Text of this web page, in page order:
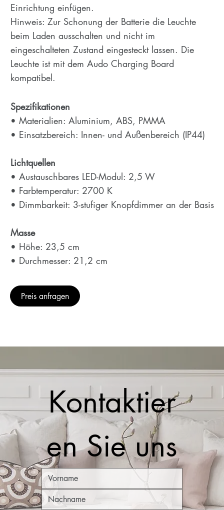
Einrichtung einfügen.
Hinweis: Zur Schonung der Batterie die Leuchte
beim Laden ausschalten und nicht im
eingeschalteten Zustand eingesteckt lassen. Die
Leuchte ist mit dem Audo Charging Board
kompatibel.
Spezifikationen
• Materialien: Aluminium, ABS, PMMA
• Einsatzbereich: Innen- und Außenbereich (IP44)
Lichtquellen
• Austauschbares LED-Modul: 2,5 W
• Farbtemperatur: 2700 K
• Dimmbarkeit: 3-stufiger Knopfdimmer an der Basis
Masse
• Höhe: 23,5 cm
• Durchmesser: 21,2 cm
Preis anfragen
Kontaktier
en Sie uns